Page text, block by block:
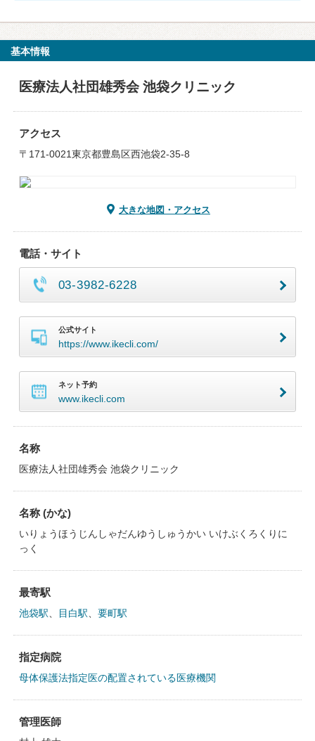
基本情報
医療法人社団雄秀会 池袋クリニック
アクセス
〒171-0021東京都豊島区西池袋2-35-8
大きな地図・アクセス
電話・サイト
03-3982-6228
公式サイト
https://www.ikecli.com/
ネット予約
www.ikecli.com
名称
医療法人社団雄秀会 池袋クリニック
名称 (かな)
いりょうほうじんしゃだんゆうしゅうかい いけぶくろくりに
っく
最寄駅
池袋駅 目白駅 要町駅
指定病院
母体保護法指定医の配置されている医療機関
管理医師